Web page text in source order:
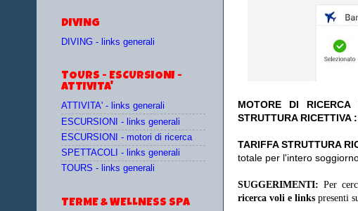
MOTORE DI
STRUTTURA RICETTIVA :
TARIFFA STRUTTURA
totale per l'intero
SUGGERIMENTI: Per
ricerca voli e links presenti
DIVING
DIVING - links generali
TOURS - ESCURSIONI -
ATTIVITA'
ATTIVITA' - links generali
ESCURSIONI - links generali
ESCURSIONI - motori di ricerca
SPETTACOLI - links generali
TOURS - links generali
TERME & WELLNESS SPA